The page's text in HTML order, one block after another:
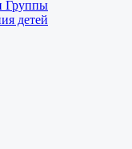
Группы
детей